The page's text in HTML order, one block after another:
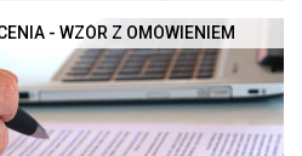
- WZÓR Z OMÓWIENIEM